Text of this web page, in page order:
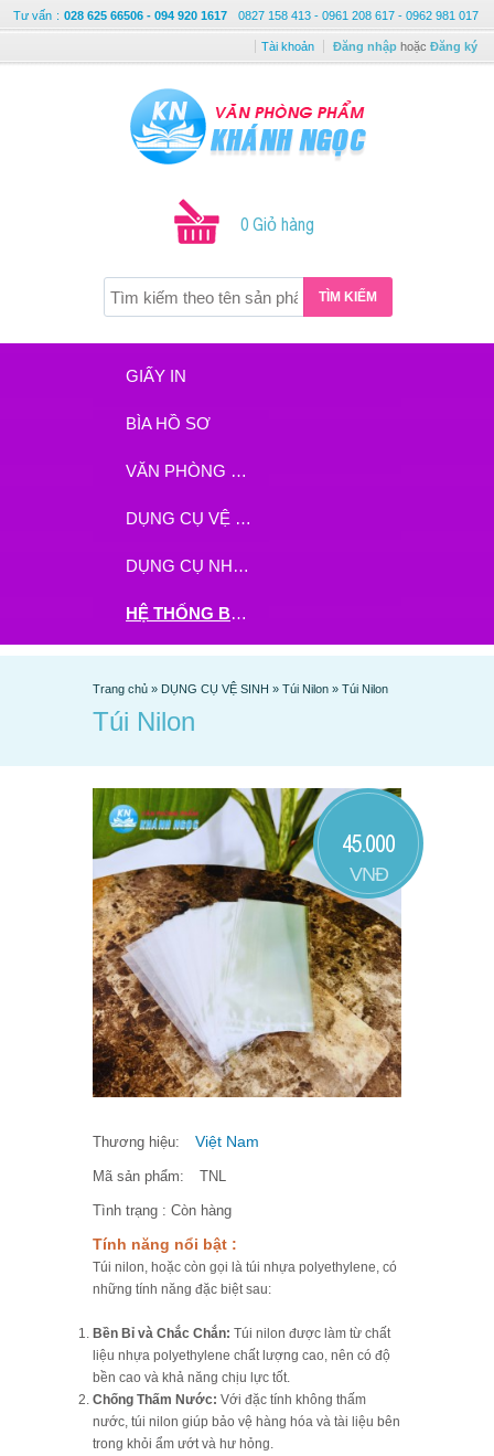
Tư vấn : 028 625 66506 - 094 920 1617 0827 158 413 - 0961 208 617 - 0962 981 017
Tài khoản Đăng nhập hoặc Đăng ký
0 Giỏ hàng
TÌM KIẾM
GIẤY IN
BÌA HỒ SƠ
VĂN PHÒNG PHẨM
DỤNG CỤ VỆ SINH
DỤNG CỤ NHÀ BẾP
HỆ THỐNG BHX - TGDĐ ĐẶT HÀNG TẠI ĐÂY
Trang chủ » DỤNG CỤ VỆ SINH » Túi Nilon » Túi Nilon
Túi Nilon
45.000
VNĐ
Thương hiệu: Việt Nam
Mã sản phẩm: TNL
Tình trạng : Còn hàng
Tính năng nổi bật :
Túi nilon, hoặc còn gọi là túi nhựa polyethylene, có
những tính năng đặc biệt sau:
Bền Bỉ và Chắc Chắn: Túi nilon được làm từ chất
liệu nhựa polyethylene chất lượng cao, nên có độ
bền cao và khả năng chịu lực tốt.
Chống Thấm Nước: Với đặc tính không thấm
nước, túi nilon giúp bảo vệ hàng hóa và tài liệu bên
trong khỏi ẩm ướt và hư hỏng.